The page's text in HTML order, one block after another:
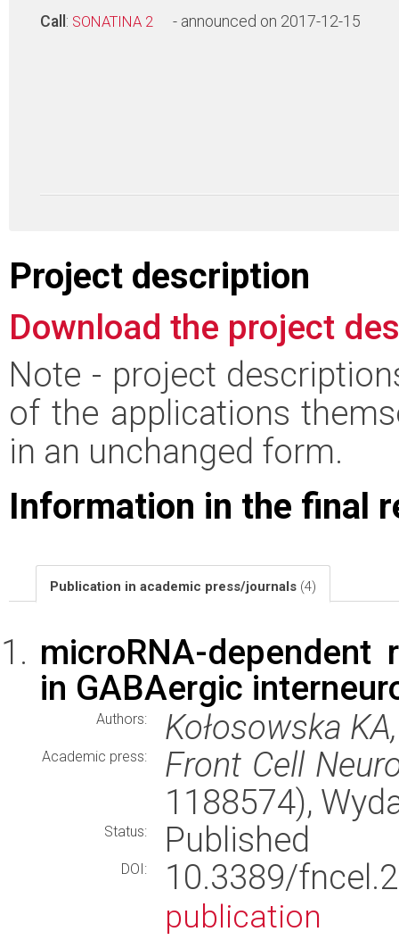
Call : SONATINA 2 - announced on 2017-12-15
Project description
Download the project
Note - project
of the applications
in an unchanged form.
Information in the final
Publication in academic press/journals (4)
microRNA-
in GABAergic
Authors: Kołosowska
Academic press:
Front Cell
1188574),
Status: Published
DOI: 10.3389/
publication